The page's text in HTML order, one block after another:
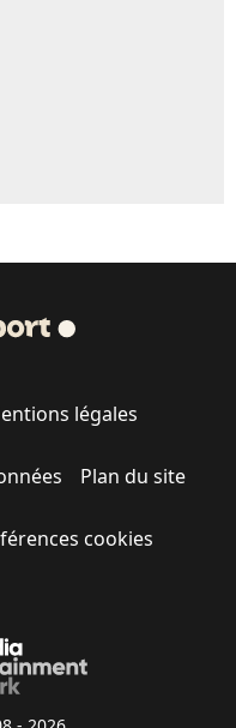
légales
Plan du site
cookies